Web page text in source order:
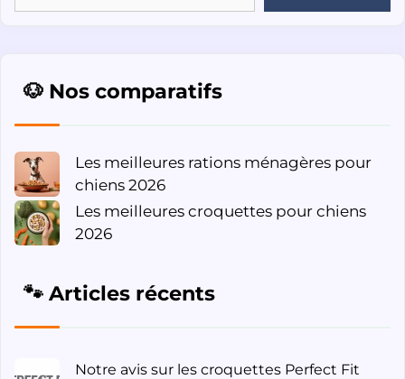
🐶 Nos comparatifs
Les meilleures rations ménagères pour
chiens 2026
Les meilleures croquettes pour chiens
2026
🐾 Articles récents
Notre avis sur les croquettes Perfect Fit